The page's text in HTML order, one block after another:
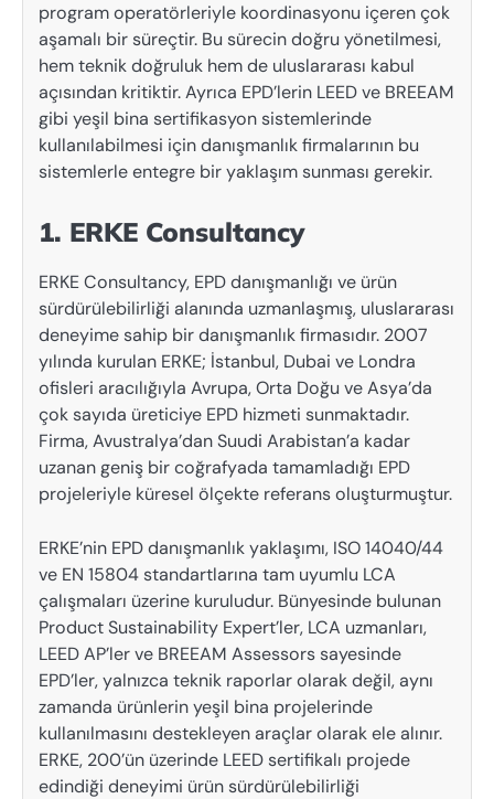
program operatörleriyle koordinasyonu içeren çok
aşamalı bir süreçtir. Bu sürecin doğru yönetilmesi,
hem teknik doğruluk hem de uluslararası kabul
açısından kritiktir. Ayrıca EPD’lerin LEED ve BREEAM
gibi yeşil bina sertifikasyon sistemlerinde
kullanılabilmesi için danışmanlık firmalarının bu
sistemlerle entegre bir yaklaşım sunması gerekir.
1. ERKE Consultancy
ERKE Consultancy, EPD danışmanlığı ve ürün
sürdürülebilirliği alanında uzmanlaşmış, uluslararası
deneyime sahip bir danışmanlık firmasıdır. 2007
yılında kurulan ERKE; İstanbul, Dubai ve Londra
ofisleri aracılığıyla Avrupa, Orta Doğu ve Asya’da
çok sayıda üreticiye EPD hizmeti sunmaktadır.
Firma, Avustralya’dan Suudi Arabistan’a kadar
uzanan geniş bir coğrafyada tamamladığı EPD
projeleriyle küresel ölçekte referans oluşturmuştur.
ERKE’nin EPD danışmanlık yaklaşımı, ISO 14040/44
ve EN 15804 standartlarına tam uyumlu LCA
çalışmaları üzerine kuruludur. Bünyesinde bulunan
Product Sustainability Expert’ler, LCA uzmanları,
LEED AP’ler ve BREEAM Assessors sayesinde
EPD’ler, yalnızca teknik raporlar olarak değil, aynı
zamanda ürünlerin yeşil bina projelerinde
kullanılmasını destekleyen araçlar olarak ele alınır.
ERKE, 200’ün üzerinde LEED sertifikalı projede
edindiği deneyimi ürün sürdürülebilirliği